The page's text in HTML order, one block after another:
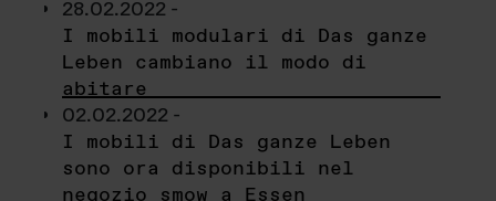
28.02.2022 -
I mobili modulari di Das ganze
Leben cambiano il modo di
abitare
02.02.2022 -
I mobili di Das ganze Leben
sono ora disponibili nel
negozio smow a Essen